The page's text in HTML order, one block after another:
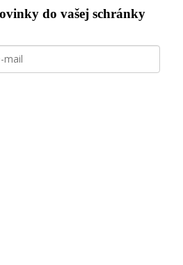
do vašej schránky